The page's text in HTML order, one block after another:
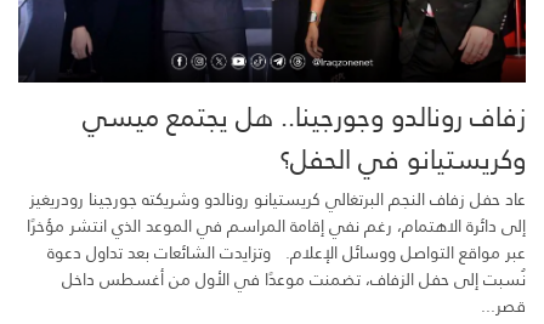
زفاف رونالدو وجورجينا.. هل يجتمع ميسي
وكريستيانو في الحفل؟
عاد حفل زفاف النجم البرتغالي كريستيانو رونالدو وشريكته جورجينا رودريغيز
إلى دائرة الاهتمام، رغم نفي إقامة المراسم في الموعد الذي انتشر مؤخرًا
عبر مواقع التواصل ووسائل الإعلام. وتزايدت الشائعات بعد تداول دعوة
نُسبت إلى حفل الزفاف، تضمنت موعدًا في الأول من أغسطس داخل
قصر...